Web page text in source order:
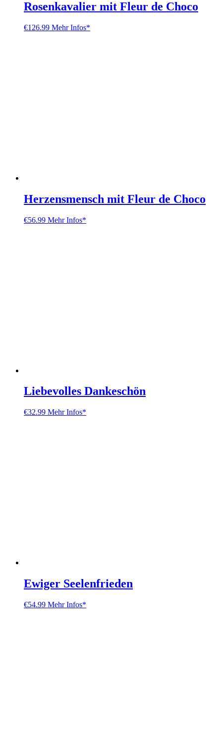
Rosenkavalier mit Fleur de Choco
€126.99 Mehr Infos*
Herzensmensch mit Fleur de Choco
€56.99 Mehr Infos*
Liebevolles Dankeschön
€32.99 Mehr Infos*
Ewiger Seelenfrieden
€54.99 Mehr Infos*